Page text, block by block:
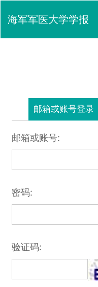
海军军医大学学报
邮箱或账号登录
邮箱或账号:
密码:
验证码: